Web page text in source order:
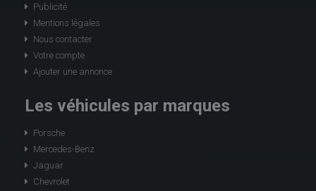
Publicité
Mentions légales
Nous contacter
Votre compte
Ajouter une annonce
Les véhicules par marques
Porsche
Mercedes-Benz
Jaguar
Chevrolet